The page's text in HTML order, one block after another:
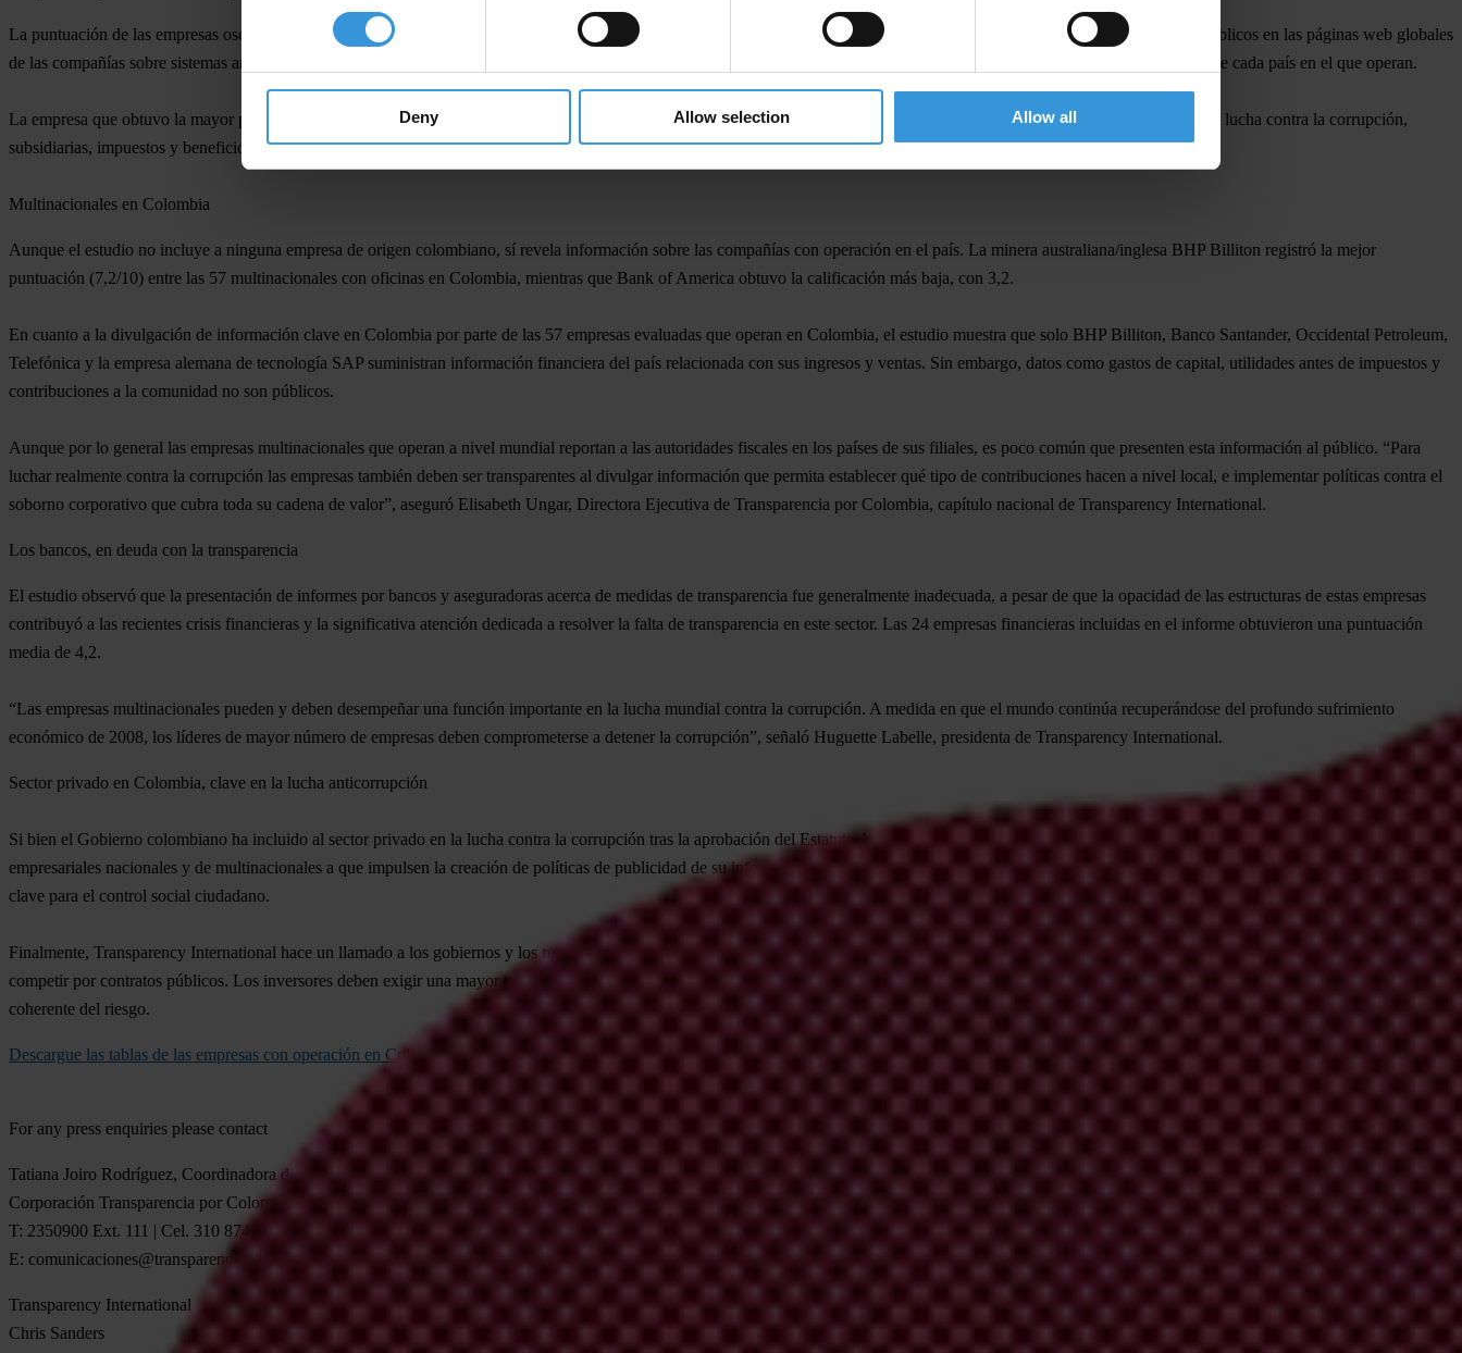
Deny Allow selection Allow all
La puntuación de las empresas osciló de 0 a 10 (siendo 0 el mínimo nivel de transparencia y 10 el máximo nivel), y se basó en la
disponibilidad de información y documentos públicos en las páginas web globales
de las compañías sobre sistemas anticorrupción, transparencia en la presentación de informes sobre su estructura interna y la cantidad de información financiera que suministran de cada país en el que operan.
La empresa que obtuvo la mayor puntuación fue la petrolera Statoil de Noruega, con un 8,3
. Statoil divulga una cantidad significativa de información acerca de sus programas de lucha contra la corrupción,
subsidiarias, impuestos y beneficios en los 37 países en los que opera.
Multinacionales en Colombia
Aunque el estudio no incluye a ninguna empresa de origen colombiano, sí revela información sobre las compañías con operación en el país. La minera australiana/inglesa BHP Billiton registró la mejor
puntuación (7,2/10) entre las 57 multinacionales con oficinas en Colombia, mientras que Bank of America obtuvo la calificación más baja, con 3,2.
En cuanto a la divulgación de información clave en Colombia por parte de las 57 empresas evaluadas que operan en Colombia, el estudio muestra que solo BHP Billiton, Banco Santander, Occidental Petroleum,
Telefónica y la empresa alemana de tecnología SAP suministran información financiera del país relacionada con sus ingresos y ventas. Sin embargo, datos como gastos de capital, utilidades antes de impuestos y
contribuciones a la comunidad no son públicos.
Aunque por lo general las empresas multinacionales que operan a nivel mundial reportan a las autoridades fiscales en los países de sus filiales, es poco común que presenten esta información al público. “Para
luchar realmente contra la corrupción las empresas también deben ser transparentes al divulgar información que permita establecer qué tipo de contribuciones hacen a nivel local, e implementar políticas contra el
soborno corporativo que cubra toda su cadena de valor”, aseguró Elisabeth Ungar, Directora Ejecutiva de Transparencia por Colombia, capítulo nacional de Transparency International.
Los bancos, en deuda con la transparencia
El estudio observó que la presentación de informes por bancos y aseguradoras acerca de medidas de transparencia fue generalmente inadecuada, a pesar de que la opacidad de las estructuras de estas empresas
contribuyó a las recientes crisis financieras y la significativa atención dedicada a resolver la falta de transparencia en este sector. Las 24 empresas financieras incluidas en el informe obtuvieron una puntuación
media de 4,2.
“Las empresas multinacionales pueden y deben desempeñar una función importante en la lucha mundial contra la corrupción. A medida en que el mundo continúa recuperándose del profundo sufrimiento
económico de 2008, los líderes de mayor número de empresas deben comprometerse a detener la corrupción”, señaló Huguette Labelle, presidenta de Transparency International.
Sector privado en Colombia, clave en la lucha anticorrupción
Si bien el Gobierno colombiano ha incluido al sector privado en la lucha contra la corrupción tras la aprobación del Estatuto Anticorrupción en el 2011, Transparencia por Colombia insta a los líderes
empresariales nacionales y de multinacionales a que impulsen la creación de políticas de publicidad de su información para hacer visible la forma en que circula el dinero que invierten en el país, una herramienta
clave para el control social ciudadano.
Finalmente, Transparency International hace un llamado a los gobiernos y los reguladores para que hagan obligatoria la transparencia para todas las empresas que intenten obtener subsidios a las exportaciones o
competir por contratos públicos. Los inversores deben exigir una mayor transparencia en los informes de las empresas para asegurar un crecimiento empresarial tanto ético como sostenible, así como una gestión
coherente del riesgo.
Descargue las tablas de las empresas con operación en Colombia
For any press enquiries please contact
Tatiana Joiro Rodríguez, Coordinadora de Comunicaciones
Corporación Transparencia por Colombia
T: 2350900 Ext. 111 | Cel. 310 8742028
E: comunicaciones@transparenciacolombia.org.co
Transparency International
Chris Sanders